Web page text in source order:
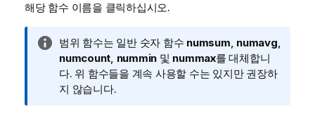
해당 함수 이름을 클릭하십시오.
정
보
메
모
범위 함수는 일반 숫자 함수 numsum, numavg,
numcount, nummin 및 nummax를 대체합니
다. 위 함수들을 계속 사용할 수는 있지만 권장하
지 않습니다.